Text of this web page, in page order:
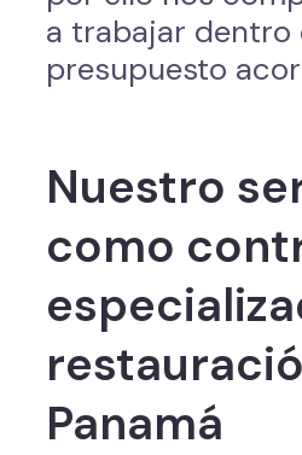
a trabajar dentro
presupuesto
Nuestro
como
Panamá